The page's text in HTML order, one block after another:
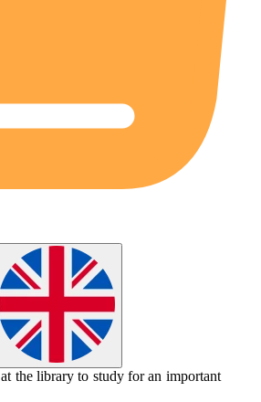
at the library to study for an important